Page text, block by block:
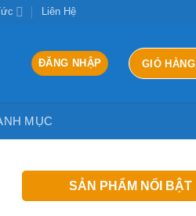
Liên Hệ
ĐĂNG NHẬP GIỎ HÀNG
MỤC
SẢN PHẨM NỔI BẬT